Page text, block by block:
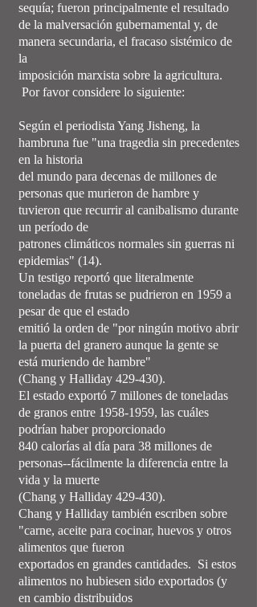
sequía; fueron principalmente el resultado
de la malversación gubernamental y, de
manera secundaria, el fracaso sistémico de
la
imposición marxista sobre la agricultura.
Por favor considere lo siguiente:
Según el periodista Yang Jisheng, la
hambruna fue "una tragedia sin precedentes
en la historia
del mundo para decenas de millones de
personas que murieron de hambre y
tuvieron que recurrir al canibalismo durante
un período de
patrones climáticos normales sin guerras ni
epidemias" (14).
Un testigo reportó que literalmente
toneladas de frutas se pudrieron en 1959 a
pesar de que el estado
emitió la orden de "por ningún motivo abrir
la puerta del granero aunque la gente se
está muriendo de hambre"
(Chang y Halliday 429-430).
El estado exportó 7 millones de toneladas
de granos entre 1958-1959, las cuáles
podrían haber proporcionado
840 calorías al día para 38 millones de
personas--fácilmente la diferencia entre la
vida y la muerte
(Chang y Halliday 429-430).
Chang y Halliday también escriben sobre
"carne, aceite para cocinar, huevos y otros
alimentos que fueron
exportados en grandes cantidades. Si estos
alimentos no hubiesen sido exportados (y
en cambio distribuidos